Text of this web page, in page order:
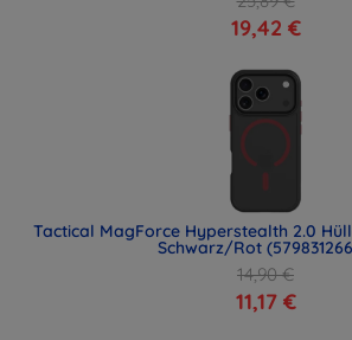
19,42 €
Tactical MagForce Hyperstealth 2.0
Schwarz/Rot
14,90 €
11,17 €